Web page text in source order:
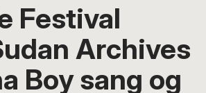
Festival
Archives
Boy sang og